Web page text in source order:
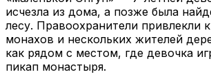
исчезла из дома, а позже была
лесу. Правоохранители привлекли
монахов и нескольких жителей
как рядом с местом, где девочка
пикап монастыря.